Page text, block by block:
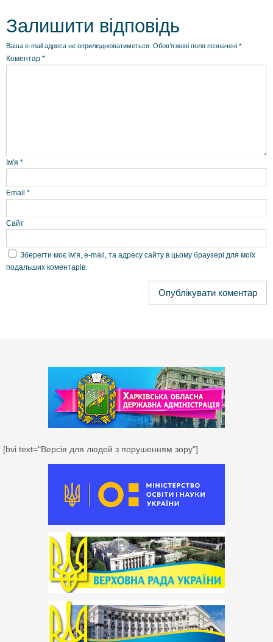
Залишити відповідь
Ваша e-mail адреса не оприлюднюватиметься. Обов’язкові поля позначені *
Коментар *
Ім'я *
Email *
Сайт
Зберегти моє ім'я, e-mail, та адресу сайту в цьому браузері для моїх
подальших коментарів.
[bvi text="Версія для людей з порушенням зору"]